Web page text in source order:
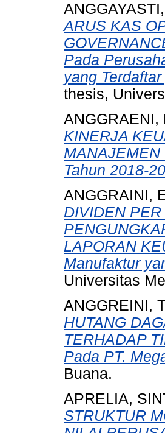
ARUS KAS
Pada
yang
thesis,
ANGGRAENI,
KINERJA
Tahun 2018-
ANGGRAINI,
DIVIDEN
LAPORAN
Manufaktur
Universitas
ANGGREINI,
HUTANG
TERHADAP
Pada PT.
Buana.
APRELIA,
STRUKTUR